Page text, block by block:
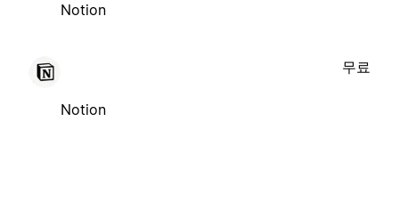
Notion
Notion
무료